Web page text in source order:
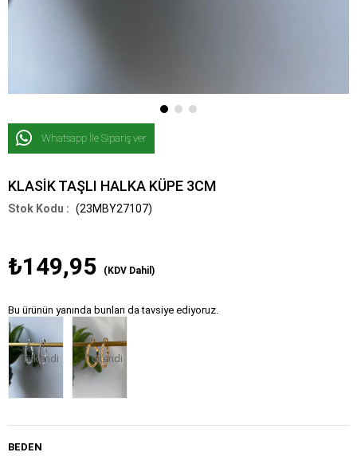
Whatsapp İle Sipariş ver
KLASİK TAŞLI HALKA KÜPE 3CM
(23MBY27107)
₺149,95 (KDV Dahil)
Bu ürünün yanında bunları da tavsiye ediyoruz.
Tükendi Tükendi
BEDEN